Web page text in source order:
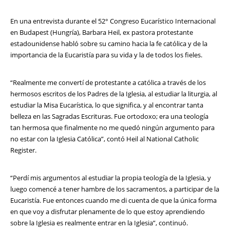
En una entrevista durante el 52° Congreso Eucarístico Internacional
en Budapest (Hungría), Barbara Heil, ex pastora protestante
estadounidense habló sobre su camino hacia la fe católica y de la
importancia de la Eucaristía para su vida y la de todos los fieles.
“Realmente me convertí de protestante a católica a través de los
hermosos escritos de los Padres de la Iglesia, al estudiar la liturgia, al
estudiar la Misa Eucarística, lo que significa, y al encontrar tanta
belleza en las Sagradas Escrituras. Fue ortodoxo; era una teología
tan hermosa que finalmente no me quedó ningún argumento para
no estar con la Iglesia Católica”, contó Heil al National Catholic
Register.
“Perdí mis argumentos al estudiar la propia teología de la Iglesia, y
luego comencé a tener hambre de los sacramentos, a participar de la
Eucaristía. Fue entonces cuando me di cuenta de que la única forma
en que voy a disfrutar plenamente de lo que estoy aprendiendo
sobre la Iglesia es realmente entrar en la Iglesia”, continuó.